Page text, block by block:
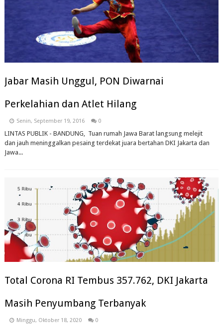
Jabar Masih Unggul, PON Diwarnai
Perkelahian dan Atlet Hilang
Senin, September 19, 2016 0
LINTAS PUBLIK - BANDUNG, Tuan rumah Jawa Barat langsung melejit
dan jauh meninggalkan pesaing terdekat juara bertahan DKI Jakarta dan
Jawa...
Total Corona RI Tembus 357.762, DKI Jakarta
Masih Penyumbang Terbanyak
Minggu, Oktober 18, 2020 0